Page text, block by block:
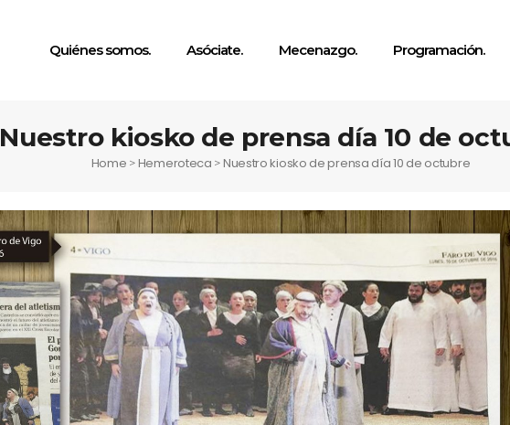
Quiénes somos. Asóciate. Mecenazgo. Programación.
Nuestro kiosko de prensa día 10 de
Home >Hemeroteca >Nuestro kiosko de prensa día 10 de octubre